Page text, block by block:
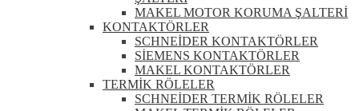
MAKEL MOTOR KORUMA ŞALTERİ
KONTAKTÖRLER
SCHNEİDER KONTAKTÖRLER
SİEMENS KONTAKTÖRLER
MAKEL KONTAKTÖRLER
TERMİK RÖLELER
SCHNEİDER TERMİK RÖLELER